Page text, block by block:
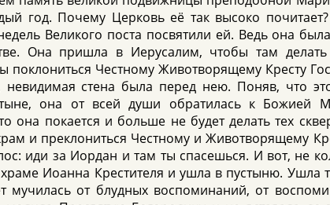
год. Почему Церковь её так высоко
Великого поста посвятили ей. Ведь она
Она пришла в Иерусалим, чтобы там
поклониться Честному Животворящему Кресту
невидимая стена была перед нею. Поняв, что
она от всей души обратилась к Божией
она покается и больше не будет делать тех
и преклониться Честному и Животворящему
иди за Иордан и там ты спасешься. И вот, не
Иоанна Крестителя и ушла в пустыню. Ушла
мучилась от блудных воспоминаний, от